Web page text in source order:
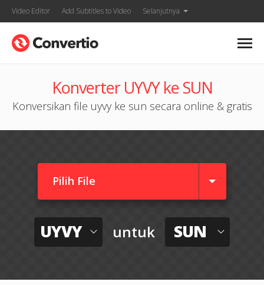
Video Editor Add Subtitles to Video Selanjutnya
Konverter UYVY ke SUN
Konversikan file uyvy ke sun secara online & gratis
Pilih File
UYVY untuk SUN